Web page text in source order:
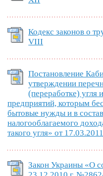
Кодекс законов о
VIII
Постановление
утверждении
(переработке) угля
предприятий, которым
бытовые нужды и в
налогооблагаемого
такого угля» от
Закон Украины «О